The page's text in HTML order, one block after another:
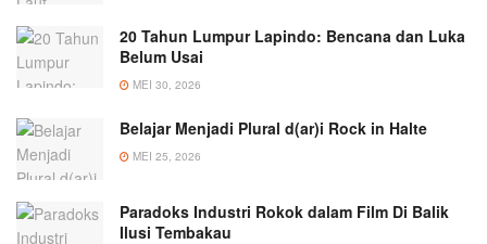
20 Tahun Lumpur Lapindo: Bencana dan Luka
Belum Usai
MEI 30, 2026
Belajar Menjadi Plural d(ar)i Rock in Halte
MEI 25, 2026
Paradoks Industri Rokok dalam Film Di Balik
Ilusi Tembakau